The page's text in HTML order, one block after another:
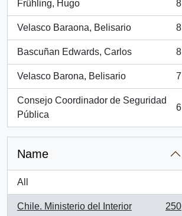
Frühling, Hugo
, 8 results
8
Velasco Baraona, Belisario
, 8 results
8
Bascuñan Edwards, Carlos
, 8 results
8
Velasco Barona, Belisario
, 7 results
7
Consejo Coordinador de Seguridad
Pública
, 6 results
6
Name
All
Chile. Ministerio del Interior
, 250 results
250